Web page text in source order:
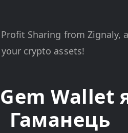
Sharing from Zignaly,
crypto assets!
Wallet
Гаманець